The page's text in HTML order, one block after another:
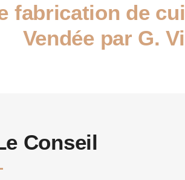
fabrication de
Vendée par G.
Conseil